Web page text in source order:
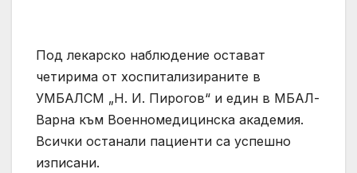
Под лекарско наблюдение остават
четирима от хоспитализираните в
УМБАЛСМ „Н. И. Пирогов“ и един в МБАЛ-
Варна към Военномедицинска академия.
Всички останали пациенти са успешно
изписани.